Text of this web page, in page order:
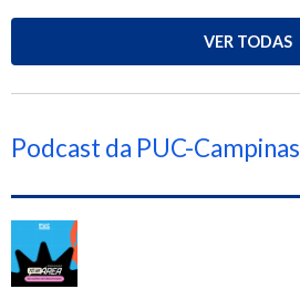
VER TODAS
Podcast da PUC-Campinas